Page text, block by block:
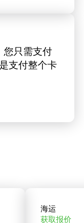
只需支付
支付整个卡
海运
获取报价